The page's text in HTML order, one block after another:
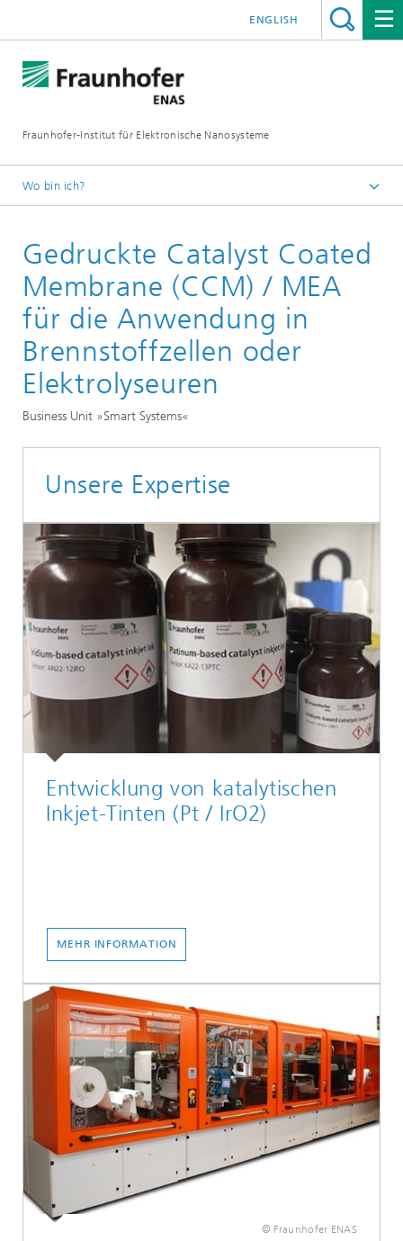
Fraunhofer-Institut für Elektronische Nanosysteme
ENGLISH
Wo bin ich?
Business Units
Smart Systems
Printed Functionalities
Gedruckte Catalyst Coated
Membrane (CCM) / MEA
für die Anwendung in
Brennstoffzellen oder
Elektrolyseuren
Business Unit »Smart Systems«
Unsere Expertise
Entwicklung von katalytischen
Inkjet-Tinten (Pt / IrO2)
MEHR INFORMATION
© Fraunhofer ENAS